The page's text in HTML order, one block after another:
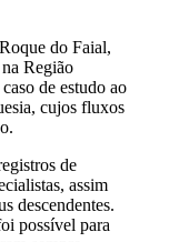
do Faial,
Região
de estudo ao
cujos fluxos
de
assim
descendentes.
possível para